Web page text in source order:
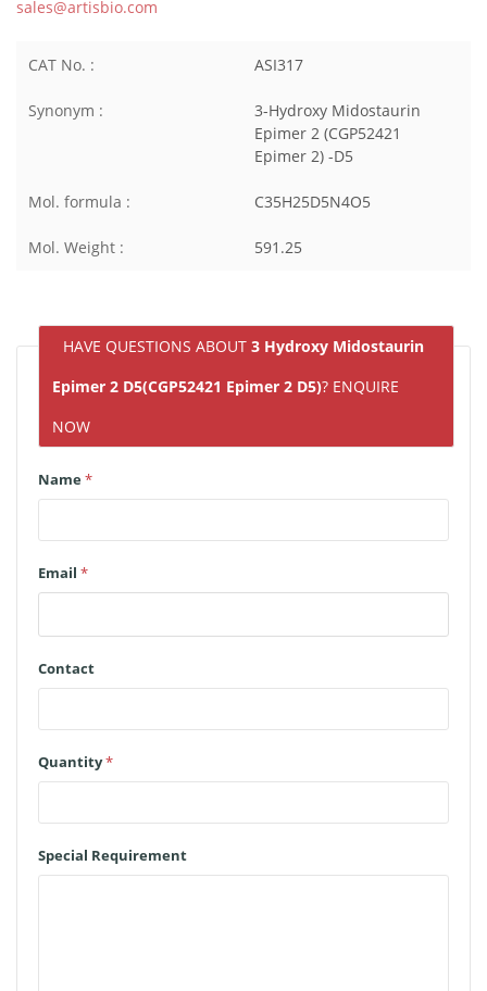
sales@artisbio.com
CAT No. : ASI317
Synonym :
3-Hydroxy Midostaurin
Epimer 2 (CGP52421
Epimer 2) -D5
Mol. formula : C35H25D5N4O5
Mol. Weight : 591.25
HAVE QUESTIONS ABOUT 3 Hydroxy Midostaurin
Epimer 2 D5(CGP52421 Epimer 2 D5)? ENQUIRE
NOW
Name*
Email *
Contact
Quantity*
Special Requirement